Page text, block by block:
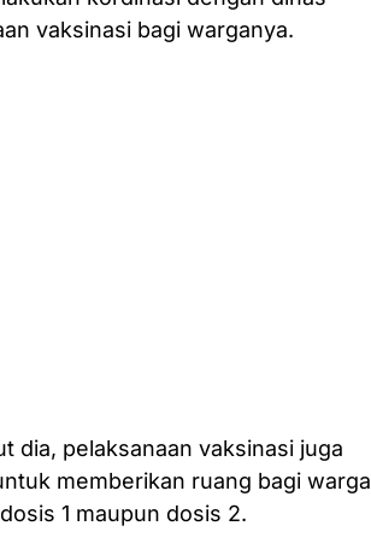
vaksinasi bagi warganya.
dia, pelaksanaan vaksinasi juga
memberikan ruang bagi warga
1 maupun dosis 2.